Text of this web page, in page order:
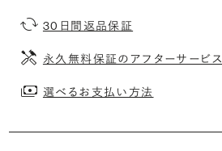
30日間返品保証
永久無料保証のアフターサービス
選べるお支払い方法